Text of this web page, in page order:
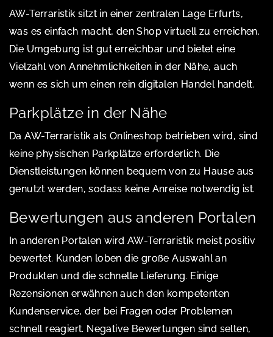
AW-Terraristik sitzt in einer zentralen Lage Erfurts,
was es einfach macht, den Shop virtuell zu erreichen.
Die Umgebung ist gut erreichbar und bietet eine
Vielzahl von Annehmlichkeiten in der Nähe, auch
wenn es sich um einen rein digitalen Handel handelt.
Parkplätze in der Nähe
Da AW-Terraristik als Onlineshop betrieben wird, sind
keine physischen Parkplätze erforderlich. Die
Dienstleistungen können bequem von zu Hause aus
genutzt werden, sodass keine Anreise notwendig ist.
Bewertungen aus anderen Portalen
In anderen Portalen wird AW-Terraristik meist positiv
bewertet. Kunden loben die große Auswahl an
Produkten und die schnelle Lieferung. Einige
Rezensionen erwähnen auch den kompetenten
Kundenservice, der bei Fragen oder Problemen
schnell reagiert. Negative Bewertungen sind selten,